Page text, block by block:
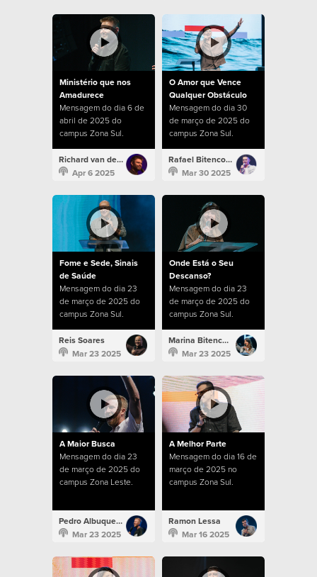
Ministério que nos
Amadurece
Mensagem do dia 6 de
abril de 2025 do
campus Zona Sul.
Richard van der Kolk
Apr 6 2025
O Amor que Vence
Qualquer Obstáculo
Mensagem do dia 30
de março de 2025 do
campus Zona Sul.
Rafael Bitencourt
Mar 30 2025
Fome e Sede, Sinais
de Saúde
Mensagem do dia 23
de março de 2025 do
campus Zona Sul.
Reis Soares
Mar 23 2025
Onde Está o Seu
Descanso?
Mensagem do dia 23
de março de 2025 do
campus Zona Sul.
Marina Bitencourt
Mar 23 2025
A Maior Busca
Mensagem do dia 23
de março de 2025 do
campus Zona Leste.
Pedro Albuquerque
Mar 23 2025
A Melhor Parte
Mensagem do dia 16 de
março de 2025 no
campus Zona Sul.
Ramon Lessa
Mar 16 2025